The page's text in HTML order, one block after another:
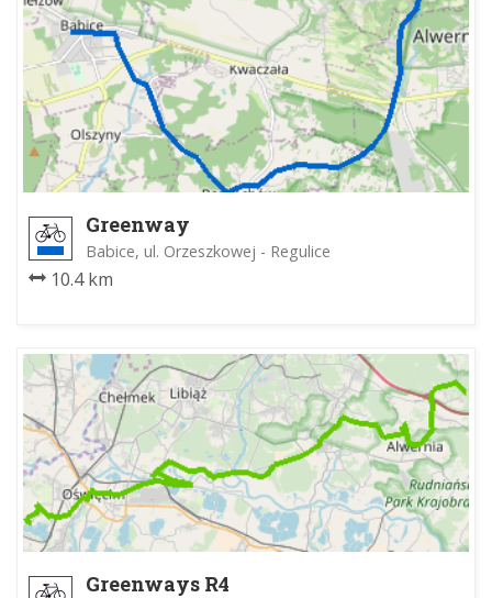
Greenway
Babice, ul. Orzeszkowej - Regulice
10.4 km
Greenways R4